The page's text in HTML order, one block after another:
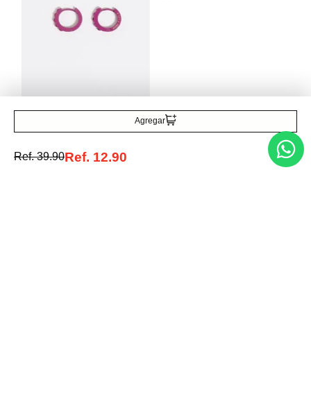
Agregar
Ref.39.90Ref. 12.90
60.00 Ref.36.00